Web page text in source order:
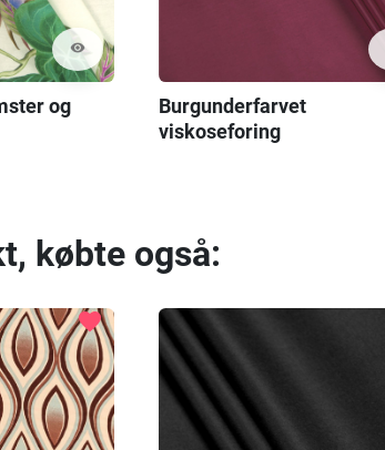
visibility
og
Burgunderfarvet
viskoseforing
købte også:
favorite